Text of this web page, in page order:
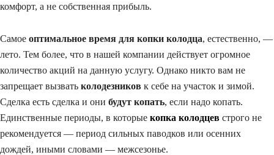
комфорт, а не собственная прибыль.
Самое оптимальное время для копки колодца, естественно, —
лето. Тем более, что в нашей компании действует огромное
количество акций на данную услугу. Однако никто вам не
запрещает вызвать колодезников к себе на участок и зимой.
Сделка есть сделка и они будут копать, если надо копать.
Единственные периоды, в которые копка колодцев строго не
рекомендуется — период сильных паводков или осенних
дождей, иными словами — межсезонье.